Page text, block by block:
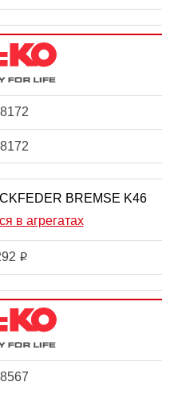
BREMSE K46
в агрегатах
i